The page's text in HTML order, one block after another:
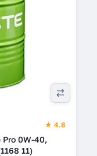
★ 4.8
0W-40,
11)